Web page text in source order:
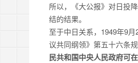
所以，《大公报》对日投
结的结果。
至于中日关系，1949年9
议共同纲领》第五十六条规
民共和国中央人民政府可